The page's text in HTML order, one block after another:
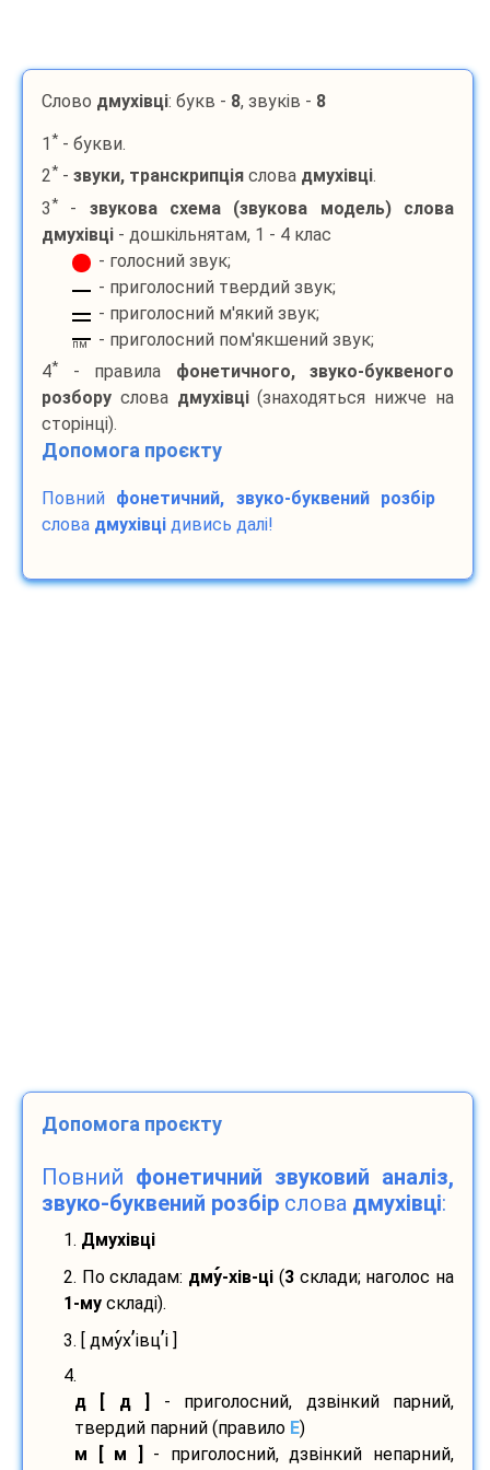
Слово дмухівці: букв - 8, звуків - 8
1 * - букви.
2* - звуки, транскрипція слова дмухівці.
3* - звукова схема (звукова модель) слова
дмухівці - дошкільнятам, 1 - 4 клас
- голосний звук;
- приголосний твердий звук;
- приголосний м'який звук;
пм
- приголосний пом'якшений звук;
4* - правила фонетичного, звуко-буквеного
розбору слова дмухівці(знаходяться нижче на
сторінці).
Допомога проєкту
Повний фонетичний, звуко-буквений розбір
слова дмухівці дивись далі!
Допомога проєкту
Повний фонетичний звуковий аналіз,
звуко-буквений розбір слова дмухівці:
1. Дмухівці
2. По складам: дму-хів-ці (3склади; наголос на
1-му складі).
3. [ дмух’івц’і ]
4.
д [ д ]
- приголосний, дзвінкий парний,
твердий парний (правило E)
м [ м ]
- приголосний, дзвінкий непарний,